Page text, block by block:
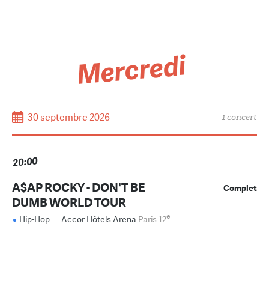
Mercredi
30 septembre 2026 1 concert
20:00
Complet
A$AP ROCKY - DON'T BE
DUMB WORLD TOUR
Hip-Hop – Accor Hôtels Arena Paris 12e